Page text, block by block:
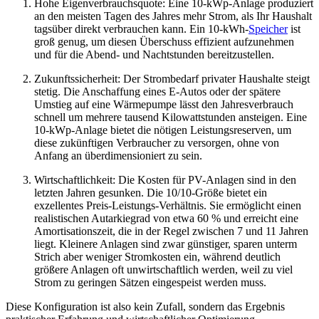
Hohe Eigenverbrauchsquote: Eine 10-kWp-Anlage produziert
an den meisten Tagen des Jahres mehr Strom, als Ihr Haushalt
tagsüber direkt verbrauchen kann. Ein 10-kWh-Speicherist
groß genug, um diesen Überschuss effizient aufzunehmen
und für die Abend- und Nachtstunden bereitzustellen.
Zukunftssicherheit: Der Strombedarf privater Haushalte steigt
stetig. Die Anschaffung eines E-Autos oder der spätere
Umstieg auf eine Wärmepumpe lässt den Jahresverbrauch
schnell um mehrere tausend Kilowattstunden ansteigen. Eine
10-kWp-Anlage bietet die nötigen Leistungsreserven, um
diese zukünftigen Verbraucher zu versorgen, ohne von
Anfang an überdimensioniert zu sein.
Wirtschaftlichkeit: Die Kosten für PV-Anlagen sind in den
letzten Jahren gesunken. Die 10/10-Größe bietet ein
exzellentes Preis-Leistungs-Verhältnis. Sie ermöglicht einen
realistischen Autarkiegrad von etwa 60 % und erreicht eine
Amortisationszeit, die in der Regel zwischen 7 und 11 Jahren
liegt. Kleinere Anlagen sind zwar günstiger, sparen unterm
Strich aber weniger Stromkosten ein, während deutlich
größere Anlagen oft unwirtschaftlich werden, weil zu viel
Strom zu geringen Sätzen eingespeist werden muss.
Diese Konfiguration ist also kein Zufall, sondern das Ergebnis